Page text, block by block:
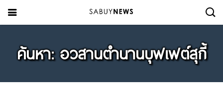
ค้นหา: อวสานตำนานบุฟเฟต์สุกี้